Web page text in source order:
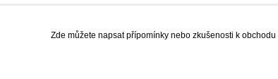
Zde můžete napsat přípomínky nebo zkušenosti k obchodu